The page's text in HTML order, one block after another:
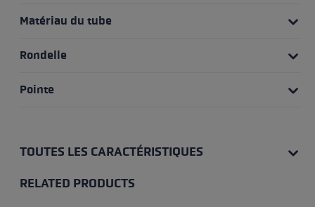
Matériau du tube
Rondelle
Pointe
TOUTES LES CARACTÉRISTIQUES
RELATED PRODUCTS